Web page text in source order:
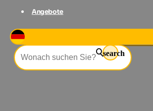
Angebote
search